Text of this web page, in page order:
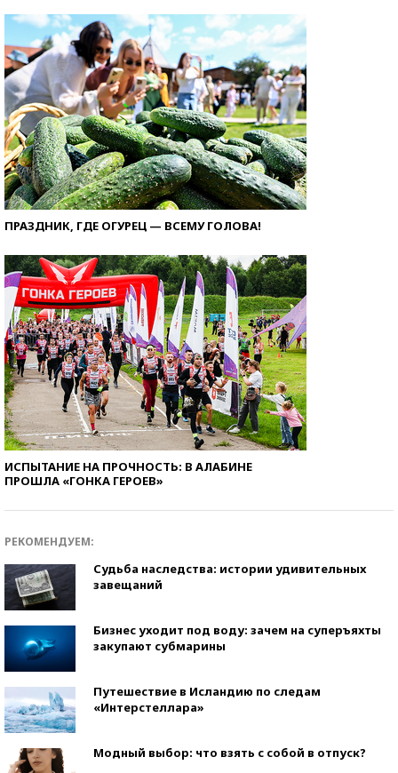
ПРАЗДНИК, ГДЕ ОГУРЕЦ — ВСЕМУ ГОЛОВА!
ИСПЫТАНИЕ НА ПРОЧНОСТЬ: В АЛАБИНЕ
ПРОШЛА «ГОНКА ГЕРОЕВ»
РЕКОМЕНДУЕМ:
Судьба наследства: истории удивительных
завещаний
Бизнес уходит под воду: зачем на суперъяхты
закупают субмарины
Путешествие в Исландию по следам
«Интерстеллара»
Модный выбор: что взять с собой в отпуск?